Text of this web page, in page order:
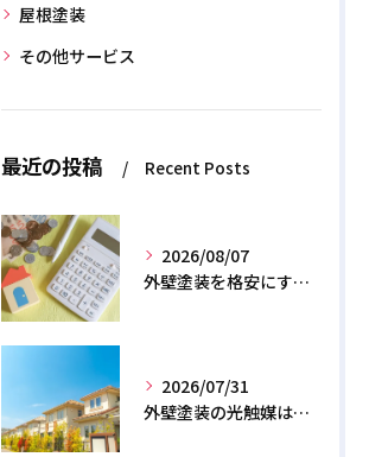
屋根塗装
その他サービス
最近の投稿 Recent Posts
2026/08/07
外壁塗装を格安にする裏ワザ！専門店に直接頼むと数十万浮く？
2026/07/31
外壁塗装の光触媒は効果なし？デメリットと2026年のリアル